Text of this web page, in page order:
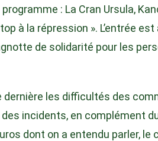
: La Cran Ursula,
à la répression ». L’entrée
de solidarité pour les
dernière les difficultés des
incidents, en complément du
dont on a entendu parler, le